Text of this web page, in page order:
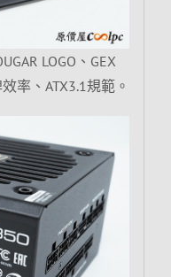
LOGO、GEX
率、ATX3.1規範。